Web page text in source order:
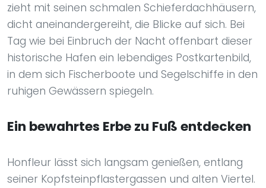
zieht mit seinen schmalen Schieferdachhäusern,
dicht aneinandergereiht, die Blicke auf sich. Bei
Tag wie bei Einbruch der Nacht offenbart dieser
historische Hafen ein lebendiges Postkartenbild,
in dem sich Fischerboote und Segelschiffe in den
ruhigen Gewässern spiegeln.
Ein bewahrtes Erbe zu Fuß entdecken
Honfleur lässt sich langsam genießen, entlang
seiner Kopfsteinpflastergassen und alten Viertel.